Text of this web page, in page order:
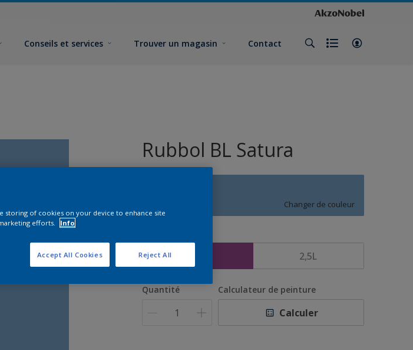
Conseils et services Trouver un magasin Contact
Rubbol BL Satura
Changer de couleur
2,5L
Quantité Calculateur de peinture
Calculer
storing of cookies on your device to enhance site
efforts.
Info
Reject All
Accept All Cookies